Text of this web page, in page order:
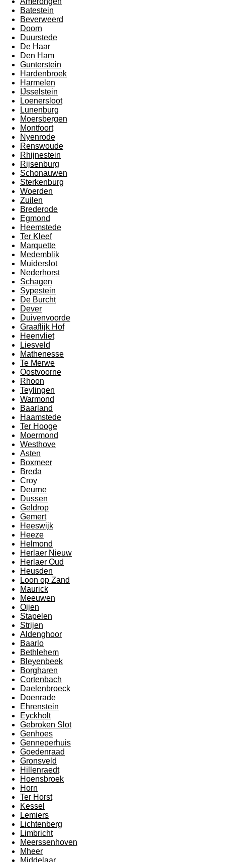
Batestein
Beverweerd
Doorn
Duurstede
De Haar
Den Ham
Gunterstein
Hardenbroek
Harmelen
IJsselstein
Loenersloot
Lunenburg
Moersbergen
Montfoort
Nyenrode
Renswoude
Rhijnestein
Rijsenburg
Schonauwen
Sterkenburg
Woerden
Zuilen
Brederode
Egmond
Heemstede
Ter Kleef
Marquette
Medemblik
Muiderslot
Nederhorst
Schagen
Sypestein
De Burcht
Dever
Duivenvoorde
Graaflijk Hof
Heenvliet
Liesveld
Mathenesse
Te Merwe
Oostvoorne
Rhoon
Teylingen
Warmond
Baarland
Haamstede
Ter Hooge
Moermond
Westhove
Asten
Boxmeer
Breda
Croy
Deurne
Dussen
Geldrop
Gemert
Heeswijk
Heeze
Helmond
Herlaer Nieuw
Herlaer Oud
Heusden
Loon op Zand
Maurick
Meeuwen
Oijen
Stapelen
Strijen
Aldenghoor
Baarlo
Bethlehem
Bleyenbeek
Borgharen
Cortenbach
Daelenbroeck
Doenrade
Ehrenstein
Eyckholt
Gebroken Slot
Genhoes
Genneperhuis
Goedenraad
Gronsveld
Hillenraedt
Hoensbroek
Horn
Ter Horst
Kessel
Lemiers
Lichtenberg
Limbricht
Meerssenhoven
Mheer
Middelaar